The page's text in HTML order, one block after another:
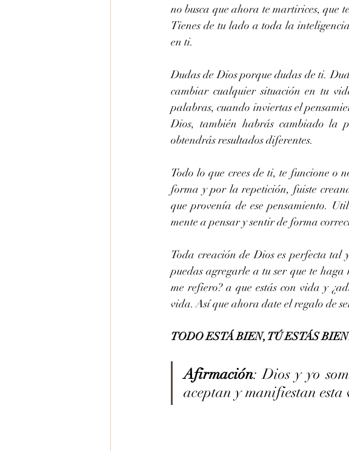
no busca que ahora te martirices, que
Tienes de tu lado a toda la
en ti.
Dudas de Dios porque dudas de ti.
cambiar cualquier situación en tu
palabras, cuando inviertas el
Dios, también habrás cambiado la
obtendrás resultados diferentes.
Todo lo que crees de ti, te funcione o
forma y por la repetición, fuiste
que provenía de ese pensamiento.
mente a pensar y sentir de forma
Toda creación de Dios es perfecta
puedas agregarle a tu ser que te haga
me refiero? a que estás con vida y
vida. Así que ahora date el regalo de
TODO ESTÁ BIEN, TÚ ESTÁS
Afirmación: Dios y yo
aceptan y manifiestan esta